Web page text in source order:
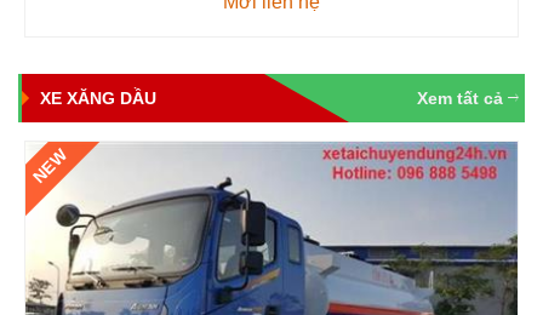
XE XĂNG DẦU Xem tất cả
NEW